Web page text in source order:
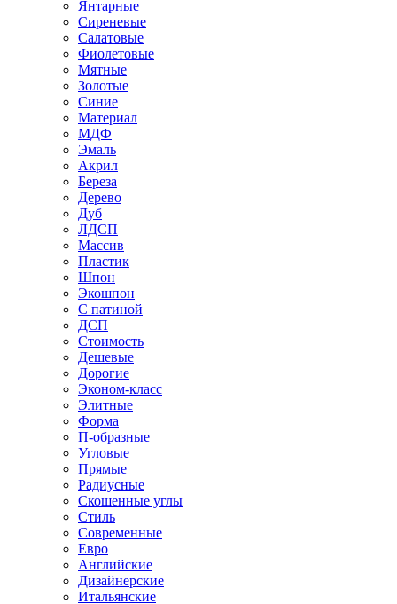
Янтарные
Сиреневые
Салатовые
Фиолетовые
Мятные
Золотые
Синие
Материал
МДФ
Эмаль
Акрил
Береза
Дерево
Дуб
ЛДСП
Массив
Пластик
Шпон
Экошпон
С патиной
ДСП
Стоимость
Дешевые
Дорогие
Эконом-класс
Элитные
Форма
П-образные
Угловые
Прямые
Радиусные
Скошенные углы
Стиль
Современные
Евро
Английские
Дизайнерские
Итальянские